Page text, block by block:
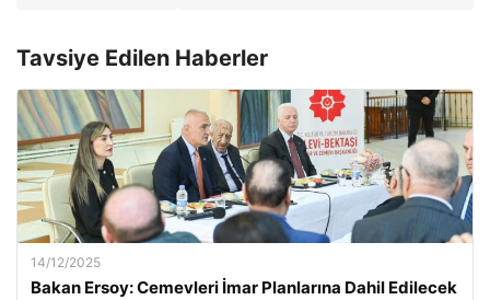
Tavsiye Edilen Haberler
14/12/2025
Bakan Ersoy: Cemevleri İmar Planlarına Dahil Edilecek